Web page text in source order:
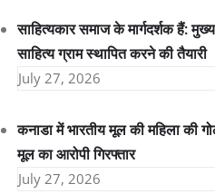
साहित्यकार समाज के मार्गदर्शक हैं:
साहित्य ग्राम स्थापित करने की तैयारी
July 27, 2026
कनाडा में भारतीय मूल की महिला की
मूल का आरोपी गिरफ्तार
July 27, 2026